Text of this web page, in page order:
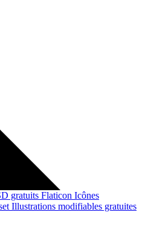
gratuits Flaticon Icônes
Illustrations modifiables gratuites